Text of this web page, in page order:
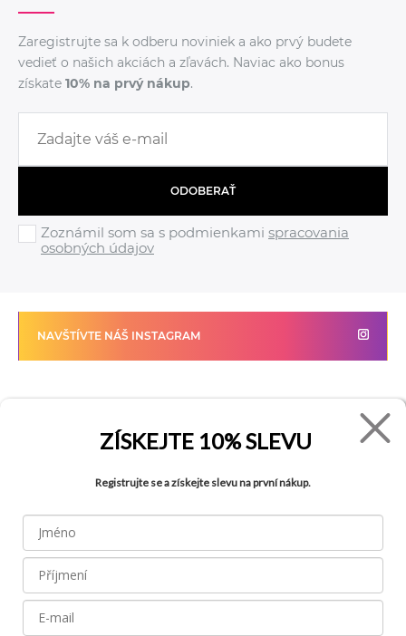
Zaregistrujte sa k odberu noviniek a ako prvý budete
vedieť o našich akciách a zľavách. Naviac ako bonus
získate 10% na prvý nákup.
ODOBERAŤ
Zoznámil som sa s podmienkami spracovania
osobných údajov
NAVŠTÍVTE NÁŠ INSTAGRAM
Kariéra
Obchody
Blog
Ako reklamovať tovar
Tabuľka veľkostí
ZÍSKEJTE 10% SLEVU
Registrujte se a získejte slevu na první nákup.